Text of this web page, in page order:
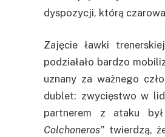
dyspozycji, którą
Zajęcie ławki
podziałało bardzo
uznany za ważnego
dublet: zwycięstwo w
partnerem z ataku
Colchoneros” twierdzą,